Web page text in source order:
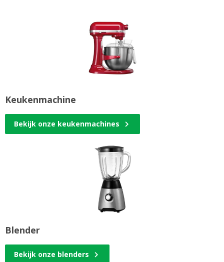
Keukenmachine
Bekijk onze keukenmachines
Blender
Bekijk onze blenders